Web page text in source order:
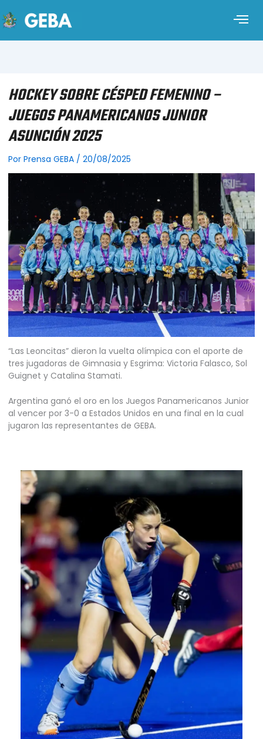
HOCKEY SOBRE CÉSPED FEMENINO –
JUEGOS PANAMERICANOS JUNIOR
ASUNCIÓN 2025
Por Prensa GEBA / 20/08/2025
“Las Leoncitas” dieron la vuelta olímpica con el aporte de
tres jugadoras de Gimnasia y Esgrima: Victoria Falasco, Sol
Guignet y Catalina Stamati.
Argentina ganó el oro en los Juegos Panamericanos Junior
al vencer por 3-0 a Estados Unidos en una final en la cual
jugaron las representantes de GEBA.